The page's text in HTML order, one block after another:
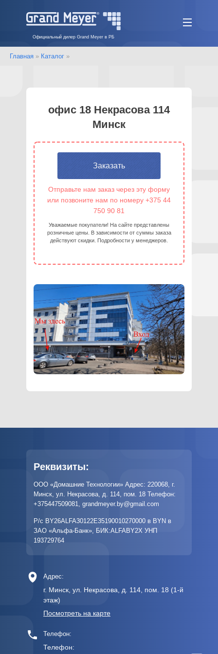
Официальный дилер Grand Meyer в РБ
Главная » Каталог »
офис 18 Некрасова 114
Минск
Заказать
Отправьте нам заказ через эту форму
или позвоните нам по номеру +375 44
750 90 81
Уважаемые покупатели! На сайте представлены
розничные цены. В зависимости от суммы заказа
действуют скидки. Подробности у менеджеров.
Реквизиты:
ООО «Домашние Технологии» Адрес: 220068, г.
Минск, ул. Некрасова, д. 114, пом. 18 Телефон:
+375447509081, grandmeyer.by@gmail.com
Р/с BY26ALFA30122E35190010270000 в BYN в
ЗАО «Альфа-Банк», БИК:ALFABY2X УНП
193729764
Адрес:
г. Минск, ул. Некрасова, д. 114, пом. 18 (1-й
этаж)
Посмотреть на карте
Телефон:
Телефон: